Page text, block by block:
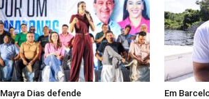
Mayra Dias defende
Em